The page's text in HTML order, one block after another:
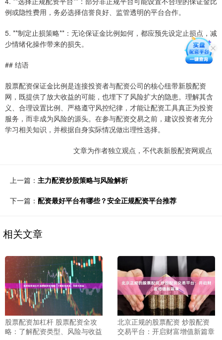
例或隐性费用，务必选择信誉良好、监管透明的平台合作。
5. **制定止损策略**：无论保证金比例如何，都应预先设定止损点，减
少情绪化操作带来的损失。
## 结语
股票配资保证金比例是连接投资者与配资公司的核心纽带新股配资
网，既提供了放大收益的可能，也埋下了风险扩大的隐患。理解其含
义、合理设置比例、严格遵守风控纪律，才能让配资工具真正为投资
服务，而非成为风险的源头。在参与配资交易之前，建议投资者充分
学习相关知识，并根据自身实际情况做出理性选择。
文章为作者独立观点，不代表新股配资网观点
上一篇： 主力配资炒股策略与风险解析
下一篇： 配资最好平台有哪些？安全正规配资平台推荐
相关文章
股票配资加杠杆 股票配资全攻
略：了解配资类型、风险与收益
北京正规的股票配资 炒股配资
交易平台：开启财富增值新篇章